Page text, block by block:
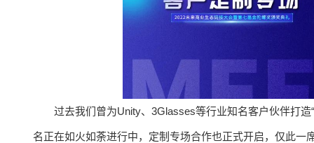
过去我们曾为Unity、3Glasses等行业知名客户伙伴打
名正在如火如荼进行中，定制专场合作也正式开启，仅此一